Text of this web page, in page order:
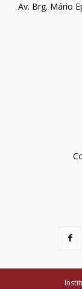
Av. Brg. Mário